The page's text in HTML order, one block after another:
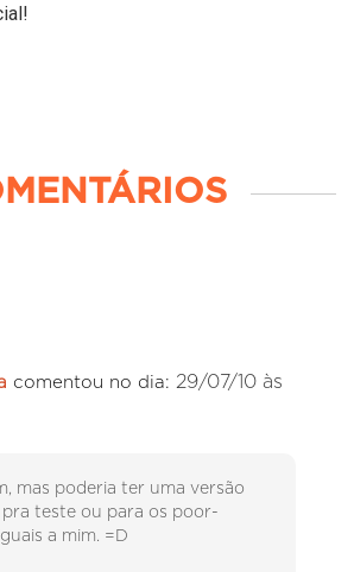
comentou no dia: 29/07/10 às
mas poderia ter uma versão
pra teste ou para os poor-
a mim. =D